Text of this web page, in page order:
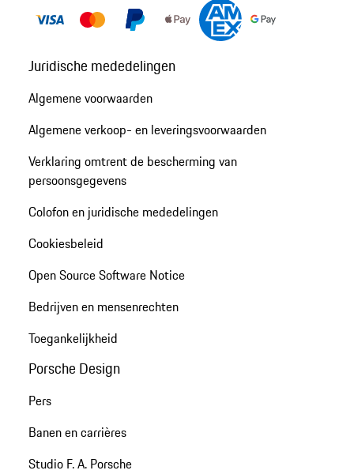
Juridische mededelingen
Algemene voorwaarden
Algemene verkoop- en leveringsvoorwaarden
Verklaring omtrent de bescherming van
persoonsgegevens
Colofon en juridische mededelingen
Cookiesbeleid
Open Source Software Notice
Bedrijven en mensenrechten
Toegankelijkheid
Porsche Design
Pers
Banen en carrières
Studio F. A. Porsche